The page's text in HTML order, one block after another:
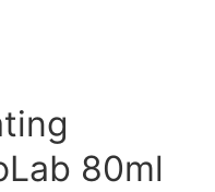
80ml